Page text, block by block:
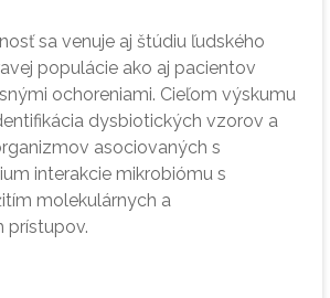
sa venuje aj štúdiu ľudského
populácie ako aj pacientov
ochoreniami. Cieľom výskumu
dysbiotických vzorov a
asociovaných s
interakcie mikrobiómu s
molekulárnych a
prístupov.